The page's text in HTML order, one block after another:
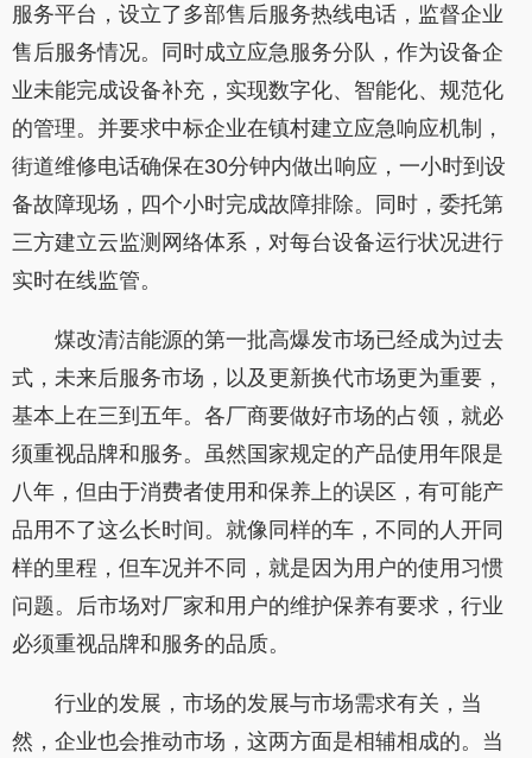
服务平台，设立了多部售后服务热线电话，监督企业
售后服务情况。同时成立应急服务分队，作为设备企
业未能完成设备补充，实现数字化、智能化、规范化
的管理。并要求中标企业在镇村建立应急响应机制，
街道维修电话确保在30分钟内做出响应，一小时到设
备故障现场，四个小时完成故障排除。同时，委托第
三方建立云监测网络体系，对每台设备运行状况进行
实时在线监管。
煤改清洁能源的第一批高爆发市场已经成为过去
式，未来后服务市场，以及更新换代市场更为重要，
基本上在三到五年。各厂商要做好市场的占领，就必
须重视品牌和服务。虽然国家规定的产品使用年限是
八年，但由于消费者使用和保养上的误区，有可能产
品用不了这么长时间。就像同样的车，不同的人开同
样的里程，但车况并不同，就是因为用户的使用习惯
问题。后市场对厂家和用户的维护保养有要求，行业
必须重视品牌和服务的品质。
行业的发展，市场的发展与市场需求有关，当
然，企业也会推动市场，这两方面是相辅相成的。当